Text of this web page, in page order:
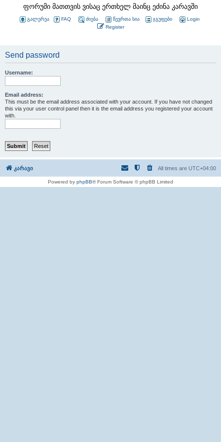
ფორუმი მათთვის ვისაც ერთხელ მაინც ეძინა კარავში
გალერეა FAQ ძიება წევრთა სია ჯგუფები
Login
Register
Send password
Username:
Email address:
This must be the email address associated with your account. If you have not changed
this via your user control panel then it is the email address you registered your account
with.
კარავი All times are UTC+04:00
Powered by phpBB® Forum Software © phpBB Limited